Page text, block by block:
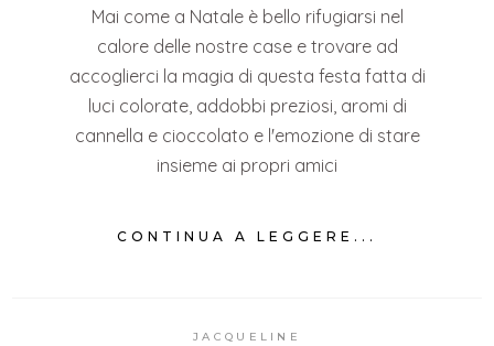
Mai come a Natale è bello rifugiarsi nel
calore delle nostre case e trovare ad
accoglierci la magia di questa festa fatta di
luci colorate, addobbi preziosi, aromi di
cannella e cioccolato e l'emozione di stare
insieme ai propri amici
CONTINUA A LEGGERE...
JACQUELINE